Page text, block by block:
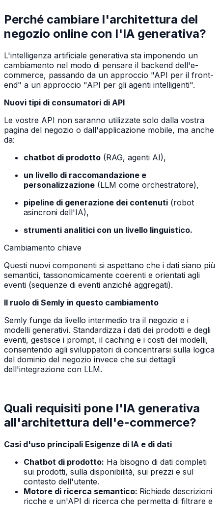
Perché cambiare l'architettura del
negozio online con l'IA generativa?
L'intelligenza artificiale generativa sta imponendo un
cambiamento nel modo di pensare il backend dell'e-
commerce, passando da un approccio "API per il front-
end" a un approccio "API per gli agenti intelligenti".
Nuovi tipi di consumatori di API
Le vostre API non saranno utilizzate solo dalla vostra
pagina del negozio o dall'applicazione mobile, ma anche
da:
chatbot di prodotto (RAG, agenti AI),
un livello di raccomandazione e
personalizzazione (LLM come orchestratore),
pipeline di generazione dei contenuti (robot
asincroni dell'IA),
strumenti analitici con un livello linguistico.
Cambiamento chiave
Questi nuovi componenti si aspettano che i dati siano più
semantici, tassonomicamente coerenti e orientati agli
eventi (sequenze di eventi anziché aggregati).
Il ruolo di Semly in questo cambiamento
Semly funge da livello intermedio tra il negozio e i
modelli generativi. Standardizza i dati dei prodotti e degli
eventi, gestisce i prompt, il caching e i costi dei modelli,
consentendo agli sviluppatori di concentrarsi sulla logica
del dominio del negozio invece che sui dettagli
dell'integrazione con LLM.
Quali requisiti pone l'IA generativa
all'architettura dell'e-commerce?
Casi d'uso principali Esigenze di IA e di dati
Chatbot di prodotto: Ha bisogno di dati completi
sui prodotti, sulla disponibilità, sui prezzi e sul
contesto dell'utente.
Motore di ricerca semantico: Richiede descrizioni
ricche e un'API di ricerca che permetta di filtrare e